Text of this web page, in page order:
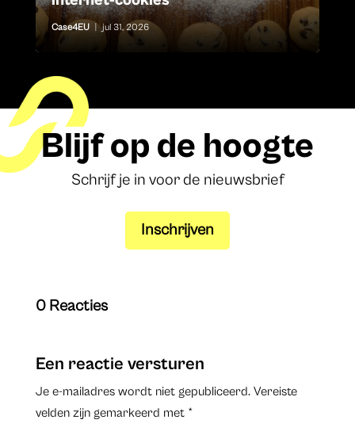
Case4EU jul 31, 2026
Blijf op de hoogte
Schrijf je in voor de nieuwsbrief
Inschrijven
0 Reacties
Een reactie versturen
Je e-mailadres wordt niet gepubliceerd. Vereiste
velden zijn gemarkeerd met *